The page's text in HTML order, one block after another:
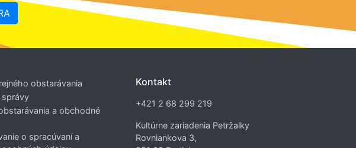
obstarávania
správy
a obchodné
o spracúvaní a
Kontakt
+421 2 68 299 219
Kultúrne zariadenia Petržalky
Rovniankova 3,